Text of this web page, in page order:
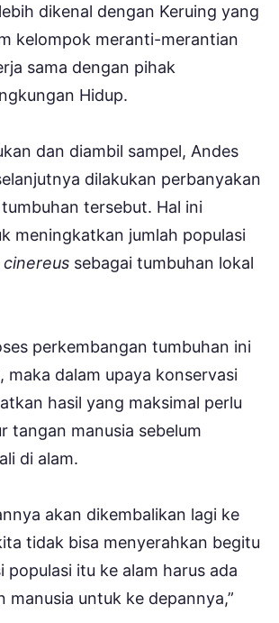
dikenal dengan Keruing yang
kelompok meranti-merantian
sama dengan pihak
Hidup.
dan diambil sampel, Andes
dilakukan perbanyakan
tersebut. Hal ini
meningkatkan jumlah populasi
sebagai tumbuhan lokal
perkembangan tumbuhan ini
maka dalam upaya konservasi
hasil yang maksimal perlu
tangan manusia sebelum
di alam.
akan dikembalikan lagi ke
tidak bisa menyerahkan begitu
populasi itu ke alam harus ada
manusia untuk ke depannya,”